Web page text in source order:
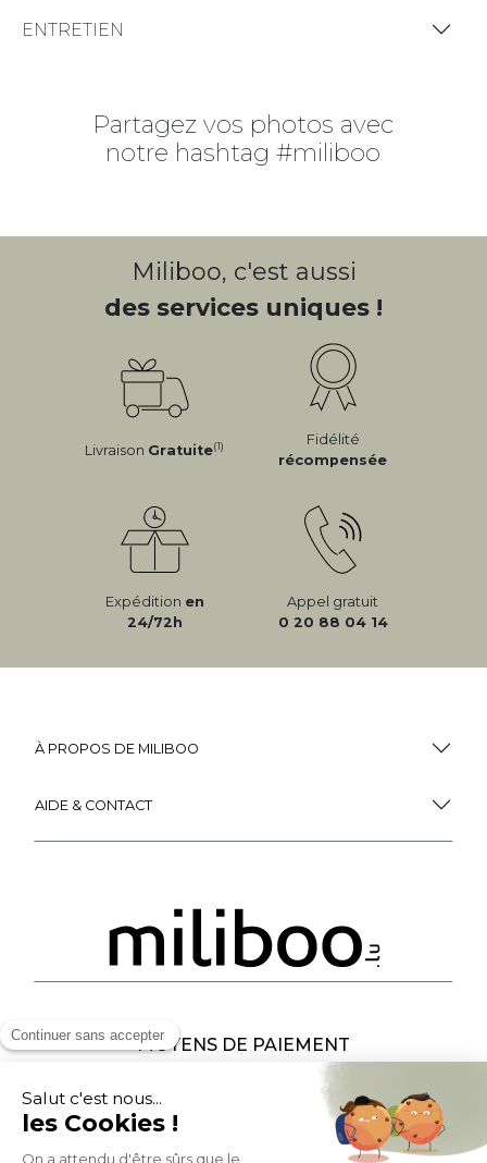
ENTRETIEN
Partagez vos photos avec
notre hashtag #miliboo
Miliboo, c'est aussi
des services uniques !
Livraison Gratuite(1)
Fidélité
récompensée
Expédition en
24/72h
Appel gratuit
0 20 88 04 14
À PROPOS DE MILIBOO
AIDE & CONTACT
MOYENS DE PAIEMENT